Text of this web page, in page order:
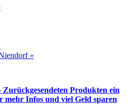
»
Produkten ein
mehr Infos und viel Geld sparen